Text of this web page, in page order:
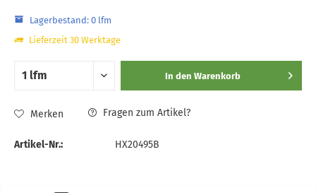
Lagerbestand: 0 lfm
Lieferzeit 30 Werktage
In den Warenkorb
Merken Fragen zum Artikel?
Artikel-Nr.: HX20495B